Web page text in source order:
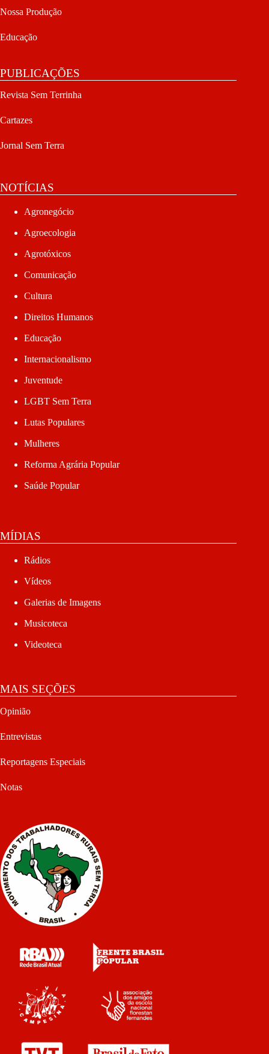
Nossa Produção
Educação
PUBLICAÇÕES
Revista Sem Terrinha
Cartazes
Jornal Sem Terra
NOTÍCIAS
Agronegócio
Agroecologia
Agrotóxicos
Comunicação
Cultura
Direitos Humanos
Educação
Internacionalismo
Juventude
LGBT Sem Terra
Lutas Populares
Mulheres
Reforma Agrária Popular
Saúde Popular
MÍDIAS
Rádios
Vídeos
Galerias de Imagens
Musicoteca
Videoteca
MAIS SEÇÕES
Opinião
Entrevistas
Reportagens Especiais
Notas